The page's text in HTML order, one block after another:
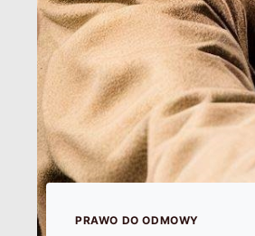
PRAWO DO ODMOWY